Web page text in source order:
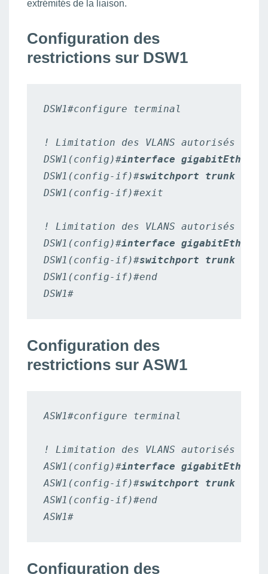
extrémités de la liaison.
Configuration des
restrictions sur DSW1
DSW1#configure terminal
! Limitation des VLANS autorisés vers
DSW1(config)#interface
DSW1(config-if)#switchport trunk
DSW1(config-if)#exit
! Limitation des VLANS autorisés vers
DSW1(config)#interface
DSW1(config-if)#switchport trunk
DSW1(config-if)#end
DSW1#
Configuration des
restrictions sur ASW1
ASW1#configure terminal
! Limitation des VLANS autorisés vers
ASW1(config)#interface
ASW1(config-if)#switchport trunk
ASW1(config-if)#end
ASW1#
Configuration des